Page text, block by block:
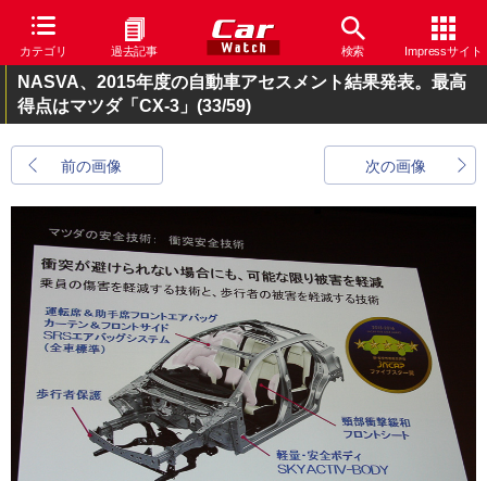
カテゴリ 過去記事 検索 Impressサイト
NASVA、2015年度の自動車アセスメント結果発表。最高
得点はマツダ「CX-3」 (33/59)
前の画像 次の画像